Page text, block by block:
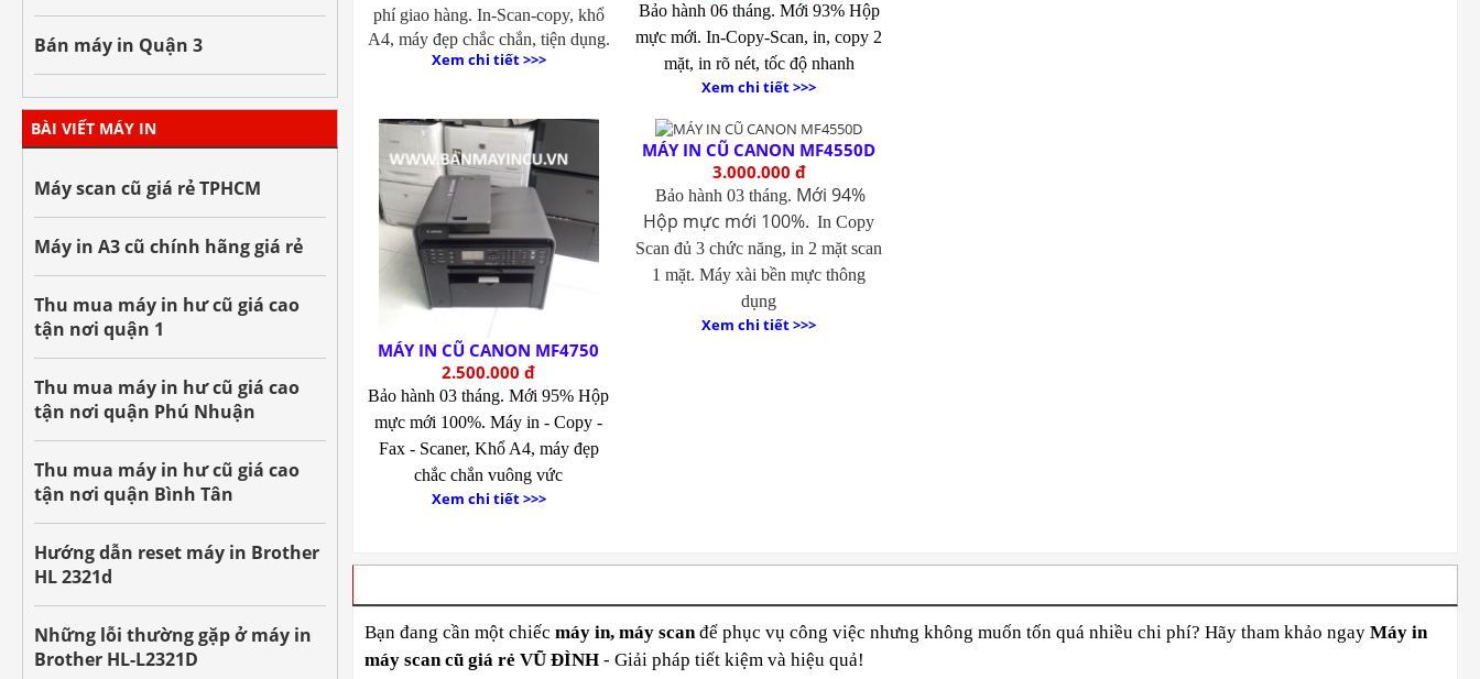
phí giao hàng. In-Scan-copy, khổ
A4, máy đẹp chắc chắn, tiện dụng.
Xem chi tiết >>>
Bảo hành 06 tháng. Mới 93% Hộp
mực mới.In-Copy-Scan, in, copy 2
mặt, in rõ nét, tốc độ nhanh
Xem chi tiết >>>
MÁY IN CŨ CANON MF4750
2.500.000 đ
Bảo hành 03 tháng.Mới 95% Hộp
mực mới 100%.Máy in - Copy -
Fax - Scaner, Khổ A4, máy đẹp
chắc chắn vuông vức
Xem chi tiết >>>
MÁY IN CŨ CANON MF4550D
3.000.000 đ
Bảo hành 03 tháng. Mới 94%
Hộp mực mới 100%. In Copy
Scan đủ 3 chức năng, in 2 mặt scan
1 mặt. Máy xài bền mực thông
dụng
Xem chi tiết >>>
Bạn đang cần một chiếc máy in, máy scanđể phục vụ công việc nhưng không muốn tốn quá nhiều chi phí? Hãy tham khảo ngay Máy in
máy scan cũ giá rẻ VŨ ĐÌNH- Giải pháp tiết kiệm và hiệu quả!
Bán máy in Quận 3
BÀI VIẾT MÁY IN
Máy scan cũ giá rẻ TPHCM
Máy in A3 cũ chính hãng giá rẻ
Thu mua máy in hư cũ giá cao
tận nơi quận 1
Thu mua máy in hư cũ giá cao
tận nơi quận Phú Nhuận
Thu mua máy in hư cũ giá cao
tận nơi quận Bình Tân
Hướng dẫn reset máy in Brother
HL 2321d
Những lỗi thường gặp ở máy in
Brother HL-L2321D